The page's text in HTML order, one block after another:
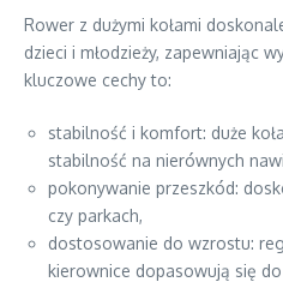
Rower z dużymi kołami
dzieci i młodzieży, zapewniając
kluczowe cechy to:
stabilność i komfort: duże
stabilność na nierównych
pokonywanie przeszkód:
czy parkach,
dostosowanie do wzrostu:
kierownice dopasowują się